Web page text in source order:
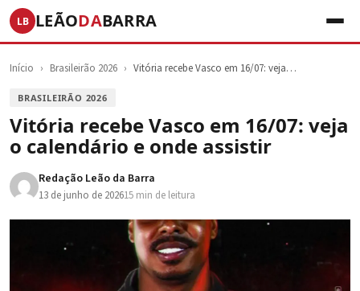
LB LEÃODABARRA
Início › Brasileirão 2026 › Vitória recebe Vasco em 16/07: veja…
BRASILEIRÃO 2026
Vitória recebe Vasco em 16/07: veja
o calendário e onde assistir
Redação Leão da Barra
13 de junho de 202615 min de leitura